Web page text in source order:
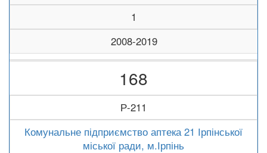
1
2008-2019
168
Р-211
Комунальне підприємство аптека 21 Ірпінської
міської ради, м.Ірпінь